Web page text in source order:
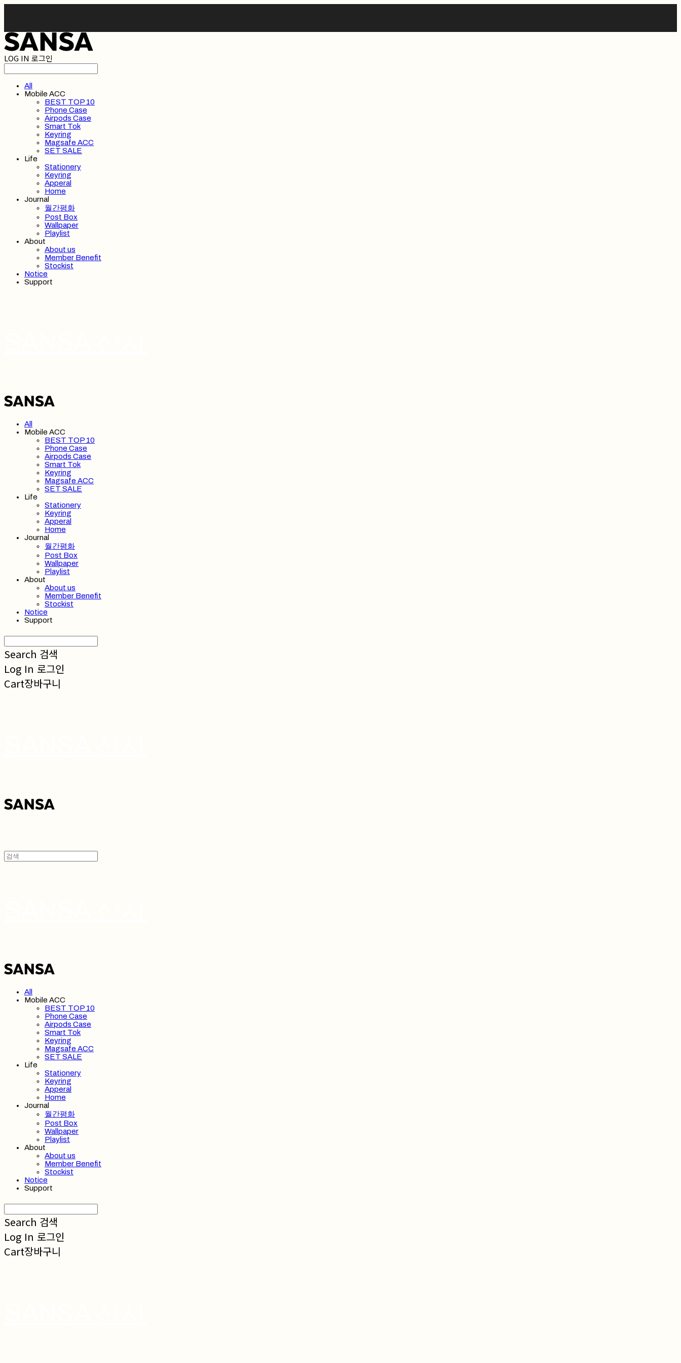
LOG IN 로그인
All
Mobile ACC
BEST TOP 10
Phone Case
Airpods Case
Smart Tok
Keyring
Magsafe ACC
SET SALE
Life
Stationery
Keyring
Apperal
Home
Journal
월간평화
Post Box
Wallpaper
Playlist
About
About us
Member Benefit
Stockist
Notice
Support
All
Mobile ACC
BEST TOP 10
Phone Case
Airpods Case
Smart Tok
Keyring
Magsafe ACC
SET SALE
Life
Stationery
Keyring
Apperal
Home
Journal
월간평화
Post Box
Wallpaper
Playlist
About
About us
Member Benefit
Stockist
Notice
Support
Search 검색
Log In 로그인
Cart장바구니
All
Mobile ACC
BEST TOP 10
Phone Case
Airpods Case
Smart Tok
Keyring
Magsafe ACC
SET SALE
Life
Stationery
Keyring
Apperal
Home
Journal
월간평화
Post Box
Wallpaper
Playlist
About
About us
Member Benefit
Stockist
Notice
Support
Search 검색
Log In 로그인
Cart장바구니